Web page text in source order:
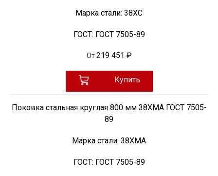
Марка стали: 38ХС
ГОСТ: ГОСТ 7505-89
От 219 451 ₽
Купить
Поковка стальная круглая 800 мм 38ХМА ГОСТ 7505-
89
Марка стали: 38ХМА
ГОСТ: ГОСТ 7505-89